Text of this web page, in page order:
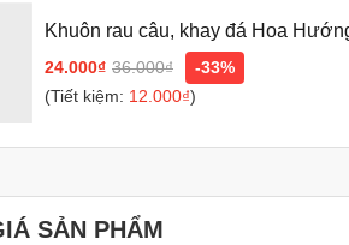
Khuôn rau câu, khay đá Hoa
24.000₫ 36.000₫
-33%
(Tiết kiệm: 12.000₫)
SẢN PHẨM